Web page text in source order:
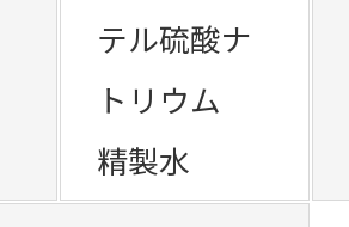
テル硫酸ナ
トリウム
精製水